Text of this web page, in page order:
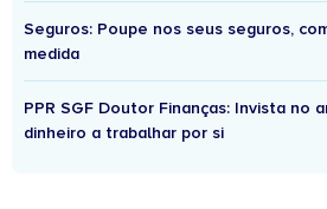
Seguros: Poupe nos seus seguros,
medida
PPR SGF Doutor Finanças: Invista no
dinheiro a trabalhar por si